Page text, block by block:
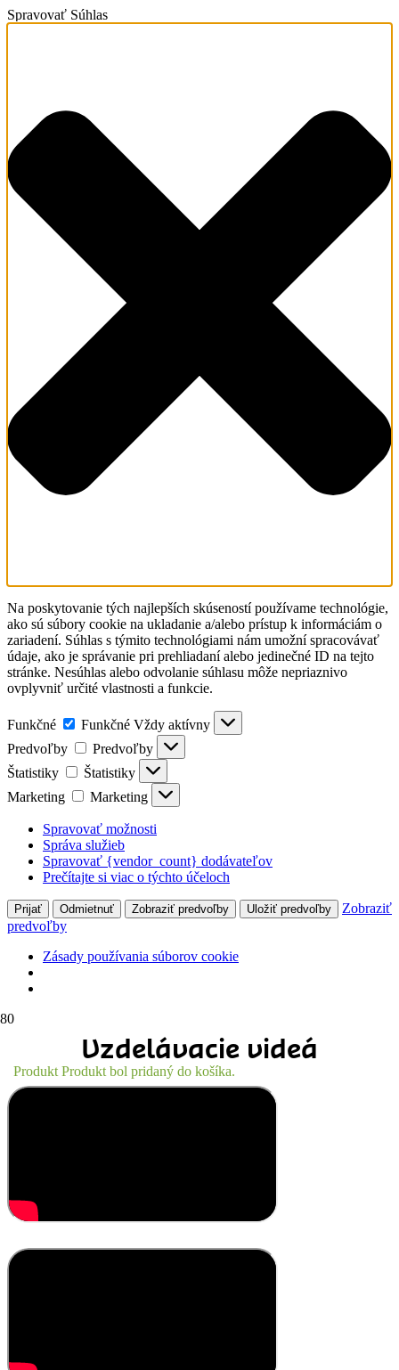
Spravovať Súhlas
Na poskytovanie tých najlepších skúseností používame technológie,
ako sú súbory cookie na ukladanie a/alebo prístup k informáciám o
zariadení. Súhlas s týmito technológiami nám umožní spracovávať
údaje, ako je správanie pri prehliadaní alebo jedinečné ID na tejto
stránke. Nesúhlas alebo odvolanie súhlasu môže nepriaznivo
ovplyvniť určité vlastnosti a funkcie.
Funkčné Funkčné Vždy aktívny
Predvoľby
Predvoľby
Štatistiky
Štatistiky
Marketing
Marketing
Spravovať možnosti
Správa služieb
Spravovať {vendor_count} dodávateľov
Prečítajte si viac o týchto účeloch
Prijať Odmietnuť Zobraziť predvoľby Uložiť predvoľby
Zobraziť
predvoľby
Zásady používania súborov cookie
Produkt Produkt bol pridaný do košíka.
Vzdelávacie videá